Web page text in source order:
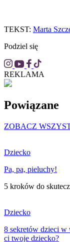
TEKST: Marta
Podziel się
REKLAMA
Powiązane
ZOBACZ
Dziecko
Pa, pa, pieluchy!
5 kroków do
Dziecko
8 sekretów dzieci
ci twoje dziecko?